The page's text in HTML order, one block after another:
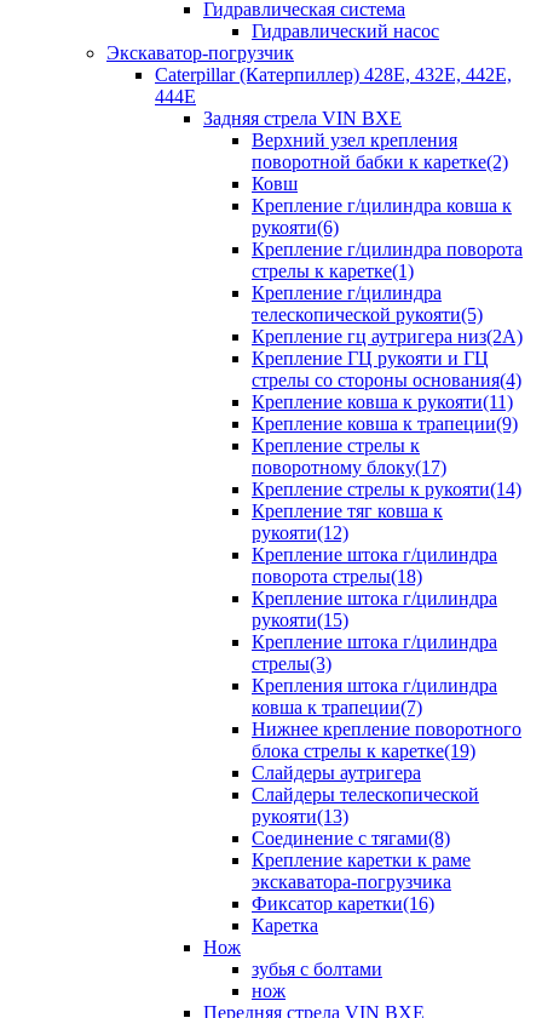
Гидравлическая система
Гидравлический насос
Экскаватор-погрузчик
Caterpillar (Катерпиллер) 428E, 432E, 442E,
444E
Задняя стрела VIN BXE
Верхний узел крепления
поворотной бабки к каретке(2)
Ковш
Крепление г/цилиндра ковша к
рукояти(6)
Крепление г/цилиндра поворота
стрелы к каретке(1)
Крепление г/цилиндра
телескопической рукояти(5)
Крепление гц аутригера низ(2А)
Крепление ГЦ рукояти и ГЦ
стрелы со стороны основания(4)
Крепление ковша к рукояти(11)
Крепление ковша к трапеции(9)
Крепление стрелы к
поворотному блоку(17)
Крепление стрелы к рукояти(14)
Крепление тяг ковша к
рукояти(12)
Крепление штока г/цилиндра
поворота стрелы(18)
Крепление штока г/цилиндра
рукояти(15)
Крепление штока г/цилиндра
стрелы(3)
Крепления штока г/цилиндра
ковша к трапеции(7)
Нижнее крепление поворотного
блока стрелы к каретке(19)
Слайдеры аутригера
Слайдеры телескопической
рукояти(13)
Соединение с тягами(8)
Крепление каретки к раме
экскаватора-погрузчика
Фиксатор каретки(16)
Каретка
Нож
зубья с болтами
нож
Передняя стрела VIN BXE